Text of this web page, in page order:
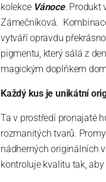
kolekce Vánoce. Produkt
Zámečníková.
vytváří opravdu
pigmentu, který sálá z
magickým doplňkem
Každý kus je unikátní
Ta v prostředí pronajaté
rozmanitých tvarů.
nádherných originálních
kontroluje kvalitu tak,